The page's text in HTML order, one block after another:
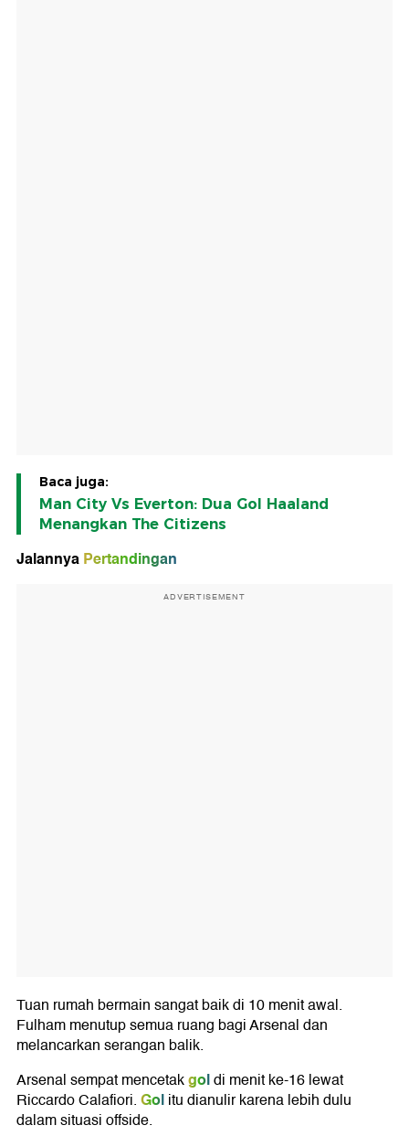
Baca juga:
Man City Vs Everton: Dua Gol Haaland
Menangkan The Citizens
JalannyaPertandingan
ADVERTISEMENT
Tuan rumah bermain sangat baik di 10 menit awal.
Fulham menutup semua ruang bagi Arsenal dan
melancarkan serangan balik.
Arsenal sempat mencetakgoldi menit ke-16 lewat
Riccardo Calafiori.Golitu dianulir karena lebih dulu
dalam situasi offside.